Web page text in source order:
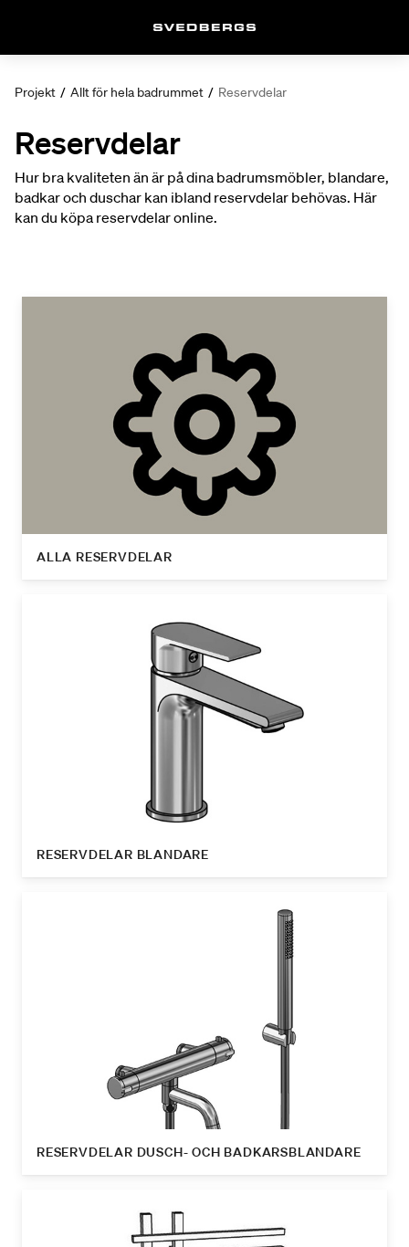
Projekt / Allt för hela badrummet / Reservdelar
Reservdelar
Hur bra kvaliteten än är på dina badrumsmöbler, blandare,
badkar och duschar kan ibland reservdelar behövas. Här
kan du köpa reservdelar online.
ALLA RESERVDELAR
RESERVDELAR BLANDARE
RESERVDELAR DUSCH- OCH BADKARSBLANDARE